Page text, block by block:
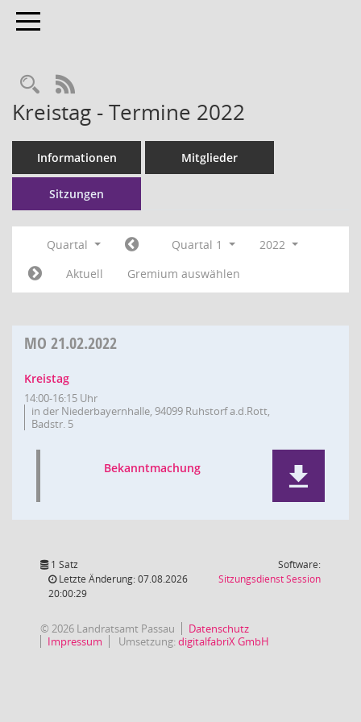
Toggle navigation
RSS-Feed
Kreistag - Termine 2022
Informationen Mitglieder
Sitzungen
Quartal Quartal 1
2022
Aktuell
Gremium auswählen
MO 21.02.2022
Kreistag
14:00-16:15 Uhr
in der Niederbayernhalle, 94099 Ruhstorf a.d.Rott,
Badstr. 5
Bekanntmachung
1 Satz
Letzte Änderung: 07.08.2026
20:00:29
Software:
SitzungsdienstSession(Wird in
© 2026 Landratsamt Passau
Datenschutz
Impressum
Umsetzung:digitalfabriX GmbH